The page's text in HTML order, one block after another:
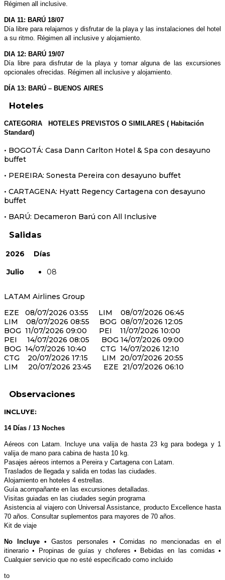
Régimen all inclusive.
DIA 11: BARÚ 18/07
Día libre para relajarnos y disfrutar de la playa y las instalaciones del hotel
a su ritmo. Régimen all inclusive y alojamiento.
DIA 12: BARÚ 19/07
Día libre para disfrutar de la playa y tomar alguna de las excursiones
opcionales ofrecidas. Régimen all inclusive y alojamiento.
DÍA 13: BARÚ – BUENOS AIRES
Hoteles
CATEGORIA HOTELES PREVISTOS O SIMILARES ( Habitación
Standard)
• BOGOTÁ: Casa Dann Carlton Hotel & Spa con desayuno
buffet
• PEREIRA: Sonesta Pereira con desayuno buffet
• CARTAGENA: Hyatt Regency Cartagena con desayuno
buffet
• BARÚ: Decameron Barú con All Inclusive
Salidas
2026
Días
Julio
08
LATAM Airlines Group
EZE 08/07/2026 03:55 LIM 08/07/2026 06:45
LIM 08/07/2026 08:55 BOG 08/07/2026 12:05
BOG 11/07/2026 09:00 PEI 11/07/2026 10:00
PEI 14/07/2026 08:05 BOG 14/07/2026 09:00
BOG 14/07/2026 10:40 CTG 14/07/2026 12:10
CTG 20/07/2026 17:15 LIM 20/07/2026 20:55
LIM 20/07/2026 23:45 EZE 21/07/2026 06:10
Observaciones
INCLUYE:
14 Días / 13 Noches
Aéreos con Latam. Incluye una valija de hasta 23 kg para bodega y 1
valija de mano para cabina de hasta 10 kg.
Pasajes aéreos internos a Pereira y Cartagena con Latam.
Traslados de llegada y salida en todas las ciudades.
Alojamiento en hoteles 4 estrellas.
Guía acompañante en las excursiones detalladas.
Visitas guiadas en las ciudades según programa
Asistencia al viajero con Universal Assistance, producto Excellence hasta
70 años. Consultar suplementos para mayores de 70 años.
Kit de viaje
No Incluye • Gastos personales • Comidas no mencionadas en el
itinerario • Propinas de guías y choferes • Bebidas en las comidas •
Cualquier servicio que no esté especificado como incluido
to